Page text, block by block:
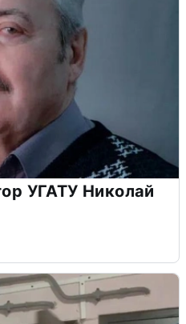
УГАТУ Николай